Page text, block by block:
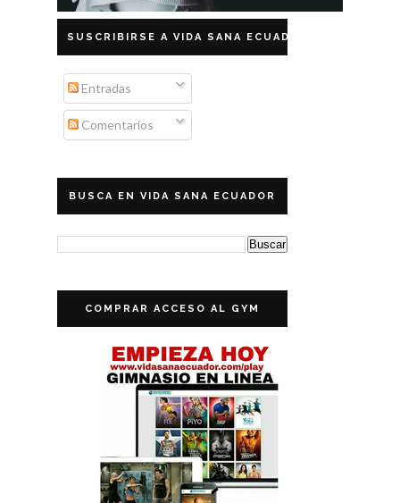
SUSCRIBIRSE A VIDA SANA ECUADOR
Entradas
Comentarios
BUSCA EN VIDA SANA ECUADOR
COMPRAR ACCESO AL GYM